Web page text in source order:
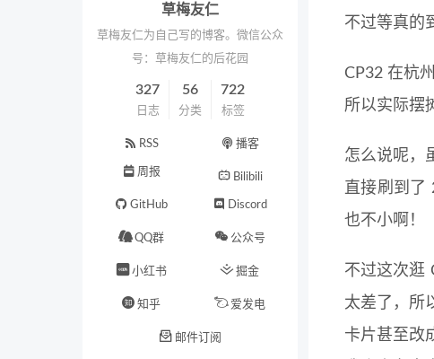
不过等真的
CP32 在杭
所以实际摆
怎么说呢，
直接刷到了
也不小啊！
不过这次逛
太差了，所
卡片甚至改
草梅友仁
草梅友仁为自己写的博客。微信公众
号：草梅友仁的后花园
327
日志
56
分类
722
标签
RSS 播客
周报 Bilibili
GitHub Discord
QQ群 公众号
小红书 掘金
知乎 爱发电
邮件订阅